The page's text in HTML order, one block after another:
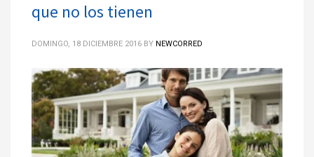
que no los tienen
DOMINGO, 18 DICIEMBRE 2016 BY NEWCORRED